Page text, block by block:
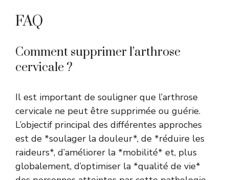
FAQ
Comment supprimer l’arthrose
cervicale ?
Il est important de souligner que l’arthrose
cervicale ne peut être supprimée ou guérie.
L’objectif principal des différentes approches
est de *soulager la douleur*, de *réduire les
raideurs*, d’améliorer la *mobilité* et, plus
globalement, d’optimiser la *qualité de vie*